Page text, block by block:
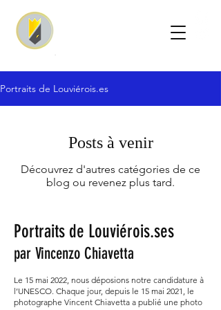
Portraits de Louviérois.es
Posts à venir
Découvrez d'autres catégories de ce
blog ou revenez plus tard.
Portraits de Louviérois.ses
par Vincenzo Chiavetta
Le 15 mai 2022, nous déposions notre candidature à
l’UNESCO. Chaque jour, depuis le 15 mai 2021, le
photographe Vincent Chiavetta a publié une photo